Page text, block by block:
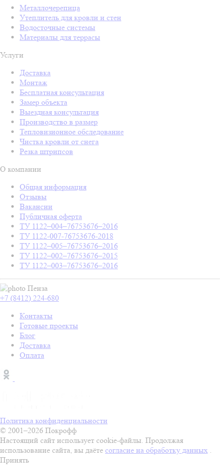
Металлочерепица
Утеплитель для кровли и стен
Водосточные системы
Материалы для террасы
Услуги
Доставка
Монтаж
Бесплатная консультация
Замер объекта
Выездная консультация
Производство в размер
Тепловизионное обследование
Чистка кровли от снега
Резка штрипсов
О компании
Общая информация
Отзывы
Вакансии
Публичная оферта
ТУ 1122–004–76753676–2016
ТУ 1122-007-76753676-2018
ТУ 1122–005–76753676–2016
ТУ 1122–002–76753676–2015
ТУ 1122–003–76753676–2016
Пенза
+7 (8412) 224-680
Контакты
Готовые проекты
Блог
Доставка
Оплата
Политика конфиденциальности
© 2001–2026 Покрофф
Настоящий сайт использует cookie-файлы. Продолжая
использование сайта, вы даёте согласие на обработку данных .
Принять